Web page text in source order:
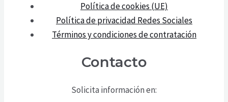
Política de cookies (UE)
Política de privacidad Redes Sociales
Términos y condiciones de contratación
Contacto
Solicita información en: